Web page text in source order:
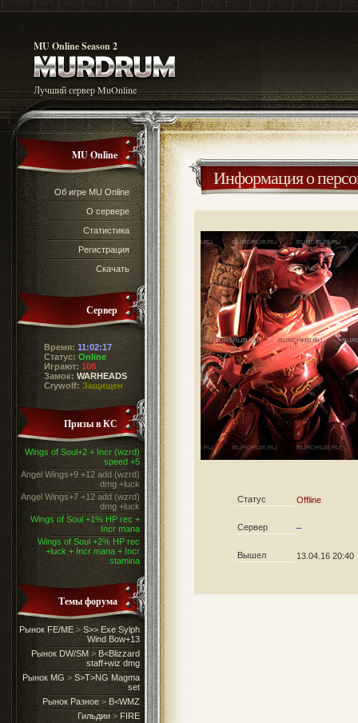
MU Online Season 2
Лучший сервер MuOnline
MU Online
Об игре MU Online
О сервере
Статистика
Регистрация
Скачать
Сервер
Время: 11:02:17
Статус: Online
Играют: 108
Замок: WARHEADS
Crywolf: Защищен
Призы в КС
Wings of Soul+2 + Incr (wzrd)
speed +5
Angel Wings+9 +12 add (wzrd)
dmg +luck
Angel Wings+7 +12 add (wzrd)
dmg +luck
Wings of Soul +1% HP rec +
Incr mana
Wings of Soul +2% HP rec
+luck + Incr mana + Incr
stamina
Темы форума
Рынок FE/ME > S>> Exe Sylph
Wind Bow+13
Рынок DW/SM > B<Blizzard
staff+wiz dmg
Рынок MG > S>T>NG Magma
set
Рынок Разное > B<WMZ
Гильдии > FIRE
Информация о
Статус Offline
Сервер –
Вышел 13.04.16 20:40